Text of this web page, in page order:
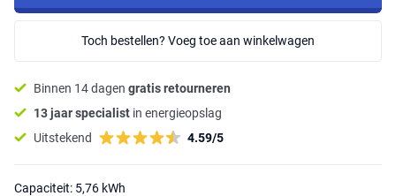
Toch bestellen? Voeg toe aan winkelwagen
Binnen 14 dagen gratis retourneren
13 jaar specialist in energieopslag
Uitstekend
4.59/5
Capaciteit: 5,76 kWh